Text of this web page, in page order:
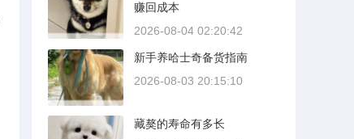
楚。
赚回成本
2026-08-04 02:20:42
新手养哈士奇备货指南
2026-08-03 20:15:10
藏獒的寿命有多长